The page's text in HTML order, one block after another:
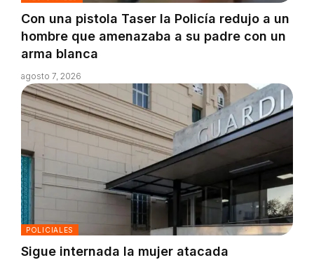
Con una pistola Taser la Policía redujo a un
hombre que amenazaba a su padre con un
arma blanca
agosto 7, 2026
POLICIALES
Sigue internada la mujer atacada